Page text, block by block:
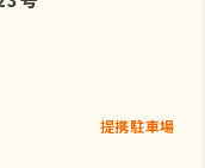
的な期間
提携駐車場